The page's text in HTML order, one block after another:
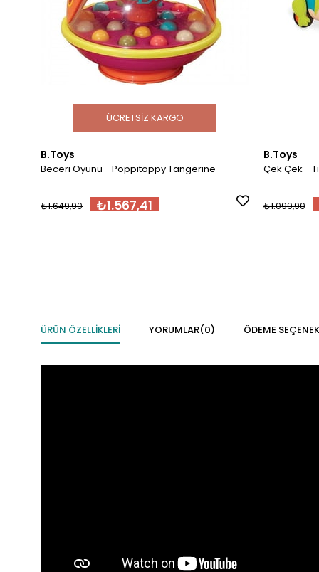
B.Toys
Beceri Oyunu - Poppitoppy Tangerine
₺1.567,41
₺1.649,90
ÜCRETSIZ KARGO
B.Toys
Çek Çek -
₺1.099,90
ÜRÜN ÖZELLIKLERI YORUMLAR(0) ÖDEME